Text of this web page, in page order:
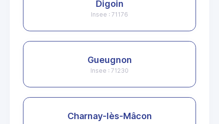
Digoin
Insee : 71176
Gueugnon
Insee : 71230
Charnay-lès-Mâcon